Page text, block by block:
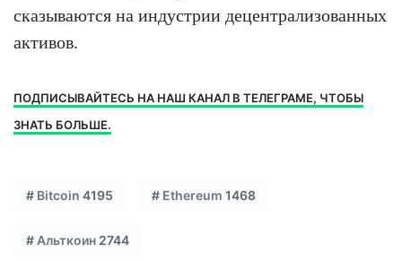
сказываются на индустрии децентрализованных
активов.
ПОДПИСЫВАЙТЕСЬ НА НАШ КАНАЛ В ТЕЛЕГРАМЕ, ЧТОБЫ
ЗНАТЬ БОЛЬШЕ.
# Bitcoin 4195 # Ethereum 1468
# Альткоин 2744